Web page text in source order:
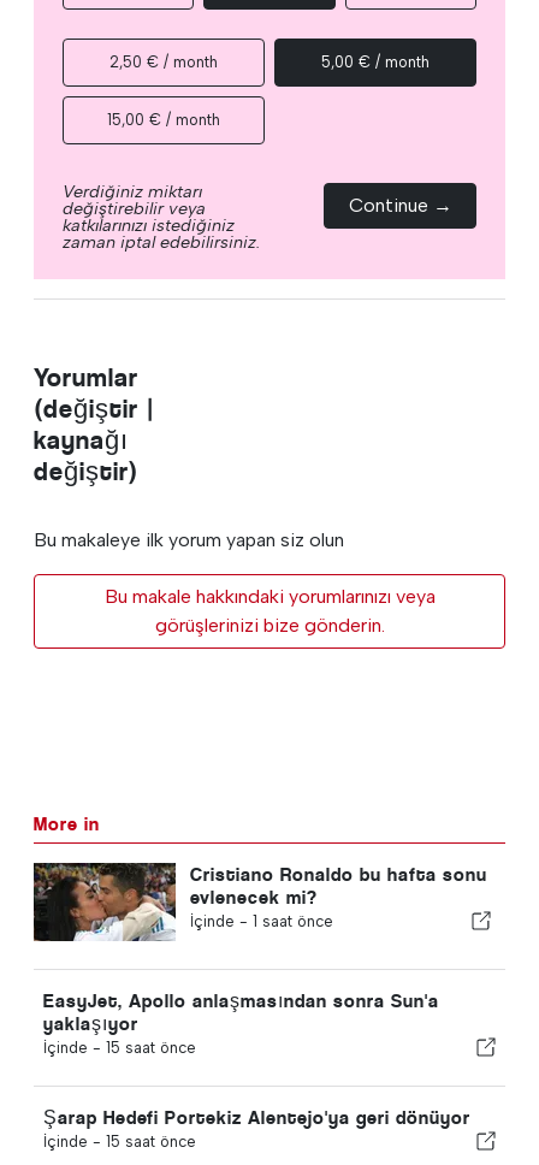
2,50 € / month 5,00 € / month
15,00 € / month
Verdiğiniz miktarı
değiştirebilir veya
katkılarınızı istediğiniz
zaman iptal edebilirsiniz.
Continue →
Yorumlar
(değiştir |
kaynağı
değiştir)
Bu makaleye ilk yorum yapan siz olun
Bu makale hakkındaki yorumlarınızı veya
görüşlerinizi bize gönderin.
More in
Cristiano Ronaldo bu hafta sonu
evlenecek mi?
İçinde - 1 saat önce
EasyJet, Apollo anlaşmasından sonra Sun'a
yaklaşıyor
İçinde - 15 saat önce
Şarap Hedefi Portekiz Alentejo'ya geri dönüyor
İçinde - 15 saat önce